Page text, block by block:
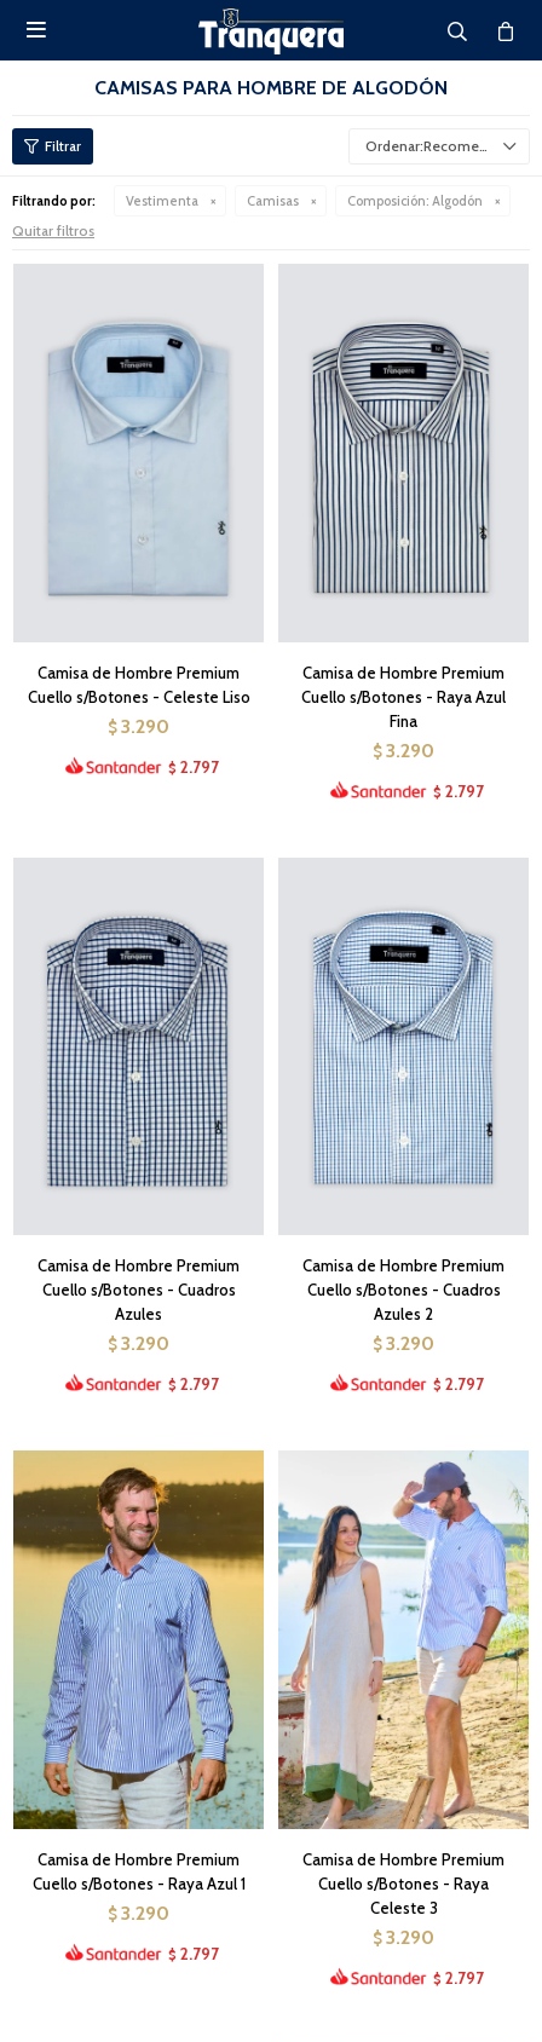

CAMISAS PARA HOMBRE DE ALGODÓN
Recomendados
Filtrando por: Vestimenta Camisas Composición: Algodón
Quitar filtros
Camisa de Hombre Premium
Cuello s/Botones - Celeste Liso
$ 3.290
$ 2.797
Camisa de Hombre Premium
Cuello s/Botones - Raya Azul
Fina
$ 3.290
$ 2.797
Camisa de Hombre Premium
Cuello s/Botones - Cuadros
Azules
$ 3.290
$ 2.797
Camisa de Hombre Premium
Cuello s/Botones - Cuadros
Azules 2
$ 3.290
$ 2.797
Camisa de Hombre Premium
Cuello s/Botones - Raya Azul 1
$ 3.290
$ 2.797
Camisa de Hombre Premium
Cuello s/Botones - Raya
Celeste 3
$ 3.290
$ 2.797